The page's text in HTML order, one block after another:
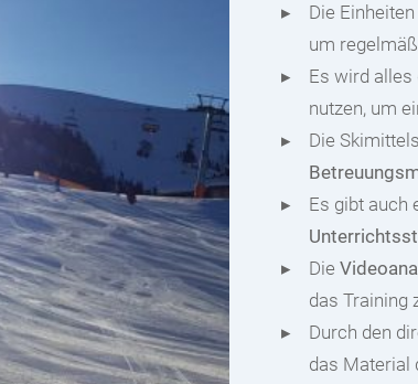
Die
um
Es wird alles
nutzen, um
Die
Es gibt auch
Die
das Training
Durch den
das Material